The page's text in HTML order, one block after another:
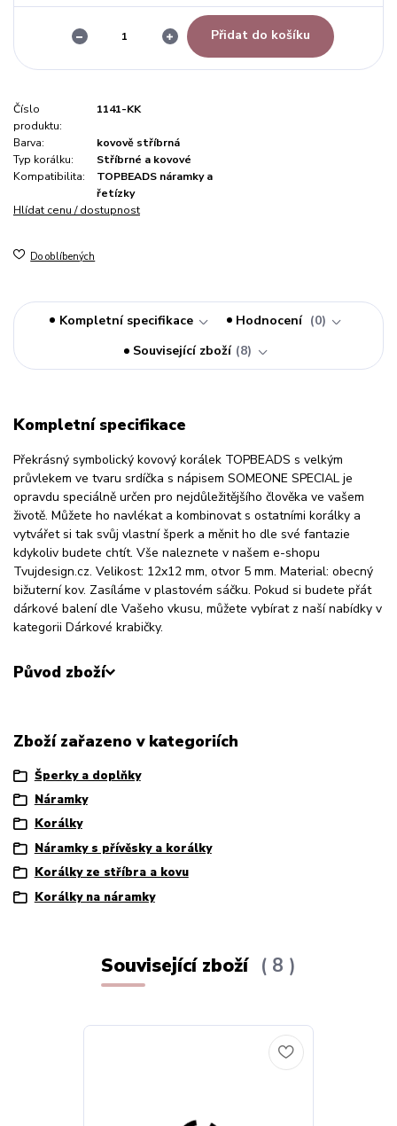
Přidat do košíku
Číslo
produktu:
1141-KK
Barva:
kovově stříbrná
Typ korálku:
Stříbrné a kovové
Kompatibilita:
TOPBEADS náramky a
řetízky
Hlídat cenu / dostupnost
Do oblíbených
Kompletní specifikace Hodnocení
0
Související zboží 8
Kompletní specifikace
Překrásný symbolický kovový korálek TOPBEADS s velkým
průvlekem ve tvaru srdíčka s nápisem SOMEONE SPECIAL je
opravdu speciálně určen pro nejdůležitějšího člověka ve vašem
životě. Můžete ho navlékat a kombinovat s ostatními korálky a
vytvářet si tak svůj vlastní šperk a měnit ho dle své fantazie
kdykoliv budete chtít. Vše naleznete v našem e-shopu
Tvujdesign.cz. Velikost: 12x12 mm, otvor 5 mm. Material: obecný
bižuterní kov. Zasíláme v plastovém sáčku. Pokud si budete přát
dárkové balení dle Vašeho vkusu, můžete vybírat z naší nabídky v
kategorii Dárkové krabičky.
Původ zboží
Zboží zařazeno v kategoriích
Šperky a doplňky
Náramky
Korálky
Náramky s přívěsky a korálky
Korálky ze stříbra a kovu
Korálky na náramky
Související zboží 8